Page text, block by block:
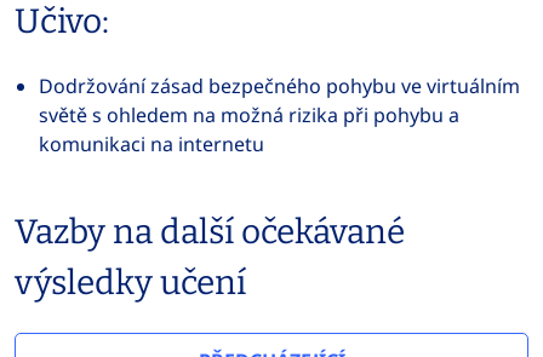
Učivo:
Dodržování zásad bezpečného pohybu ve virtuálním
světě s ohledem na možná rizika při pohybu a
komunikaci na internetu
Vazby na další očekávané
výsledky učení